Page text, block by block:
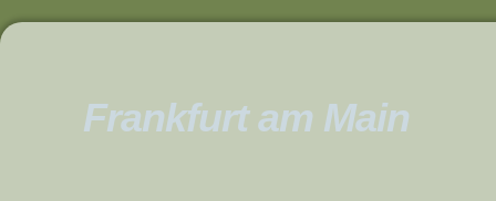
Frankfurt am Main